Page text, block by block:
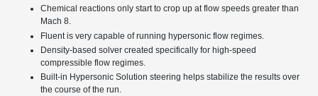
Chemical reactions only start to crop up at flow speeds greater than
Mach 8.
Fluent is very capable of running hypersonic flow regimes.
Density-based solver created specifically for high-speed
compressible flow regimes.
Built-in Hypersonic Solution steering helps stabilize the results over
the course of the run.